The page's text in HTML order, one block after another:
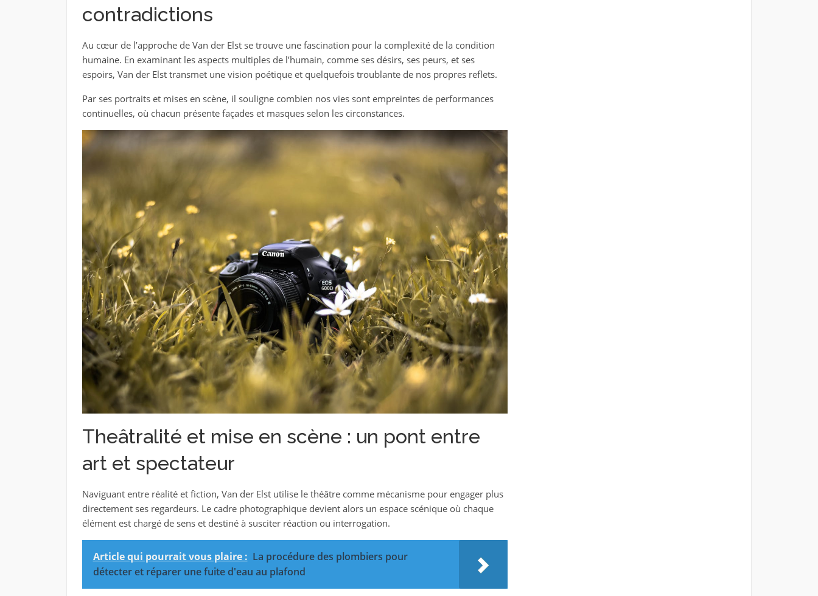
contradictions
Au cœur de l’approche de Van der Elst se trouve une fascination pour la complexité de la condition
humaine. En examinant les aspects multiples de l’humain, comme ses désirs, ses peurs, et ses
espoirs, Van der Elst transmet une vision poétique et quelquefois troublante de nos propres reflets.
Par ses portraits et mises en scène, il souligne combien nos vies sont empreintes de performances
continuelles, où chacun présente façades et masques selon les circonstances.
Theâtralité et mise en scène : un pont entre
art et spectateur
Naviguant entre réalité et fiction, Van der Elst utilise le théâtre comme mécanisme pour engager plus
directement ses regardeurs. Le cadre photographique devient alors un espace scénique où chaque
élément est chargé de sens et destiné à susciter réaction ou interrogation.
Article qui pourrait vous plaire : La procédure des plombiers pour
détecter et réparer une fuite d'eau au plafond